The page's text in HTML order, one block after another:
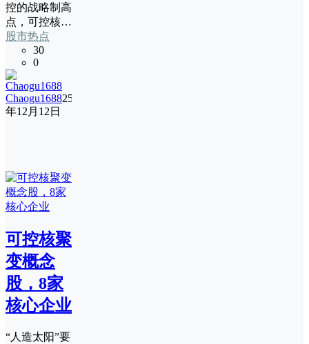
控的战略制高
点，可控核…
股市热点
30
0
Chaogu168825
年12月12日
可控核聚
变概念
股，8家
核心企业
“人造太阳”要